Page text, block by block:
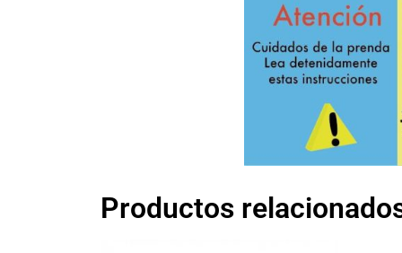
Productos